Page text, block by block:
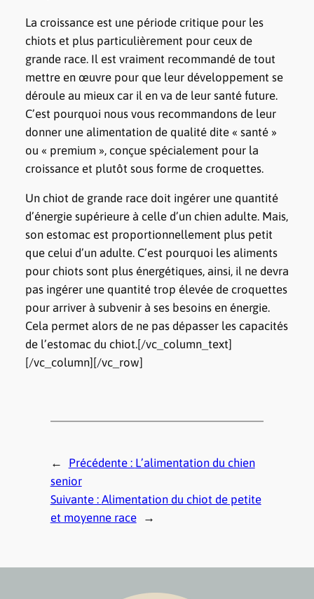
La croissance est une période critique pour les
chiots et plus particulièrement pour ceux de
grande race. Il est vraiment recommandé de tout
mettre en œuvre pour que leur développement se
déroule au mieux car il en va de leur santé future.
C’est pourquoi nous vous recommandons de leur
donner une alimentation de qualité dite « santé »
ou « premium », conçue spécialement pour la
croissance et plutôt sous forme de croquettes.
Un chiot de grande race doit ingérer une quantité
d’énergie supérieure à celle d’un chien adulte. Mais,
son estomac est proportionnellement plus petit
que celui d’un adulte. C’est pourquoi les aliments
pour chiots sont plus énergétiques, ainsi, il ne devra
pas ingérer une quantité trop élevée de croquettes
pour arriver à subvenir à ses besoins en énergie.
Cela permet alors de ne pas dépasser les capacités
de l’estomac du chiot.[/vc_column_text]
[/vc_column][/vc_row]
← Précédente : L’alimentation du chien
senior
Suivante : Alimentation du chiot de petite
et moyenne race
→